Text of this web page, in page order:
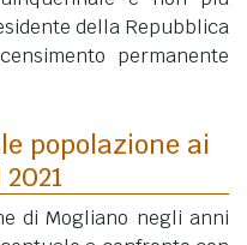
della Repubblica
permanente
popolazione ai
di Mogliano negli anni